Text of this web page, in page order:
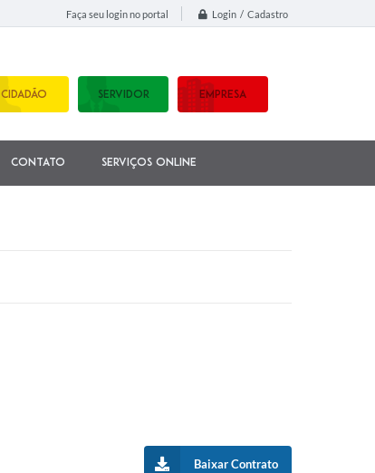
Faça seu login no portal Login / Cadastro
CIDADÃO SERVIDOR EMPRESA
Contato Serviços Online
Baixar Contrato